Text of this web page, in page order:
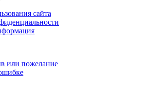
сайта
или пожелание